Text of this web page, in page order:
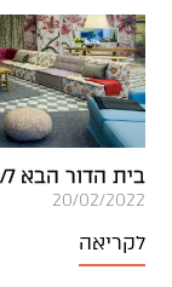
בית הדור הבא 24/7
20/02/2022
לקריאה